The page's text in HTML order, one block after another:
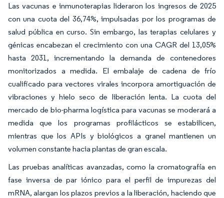
Las vacunas e inmunoterapias lideraron los ingresos de 2025
con una cuota del 36,74%, impulsadas por los programas de
salud pública en curso. Sin embargo, las terapias celulares y
génicas encabezan el crecimiento con una CAGR del 13,05%
hasta 2031, incrementando la demanda de contenedores
monitorizados a medida. El embalaje de cadena de frío
cualificado para vectores virales incorpora amortiguación de
vibraciones y hielo seco de liberación lenta. La cuota del
mercado de bio-pharma logística para vacunas se moderará a
medida que los programas profilácticos se estabilicen,
mientras que los APIs y biológicos a granel mantienen un
volumen constante hacia plantas de gran escala.
Las pruebas analíticas avanzadas, como la cromatografía en
fase inversa de par iónico para el perfil de impurezas del
mRNA, alargan los plazos previos a la liberación, haciendo que